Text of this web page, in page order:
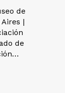
de
|
de